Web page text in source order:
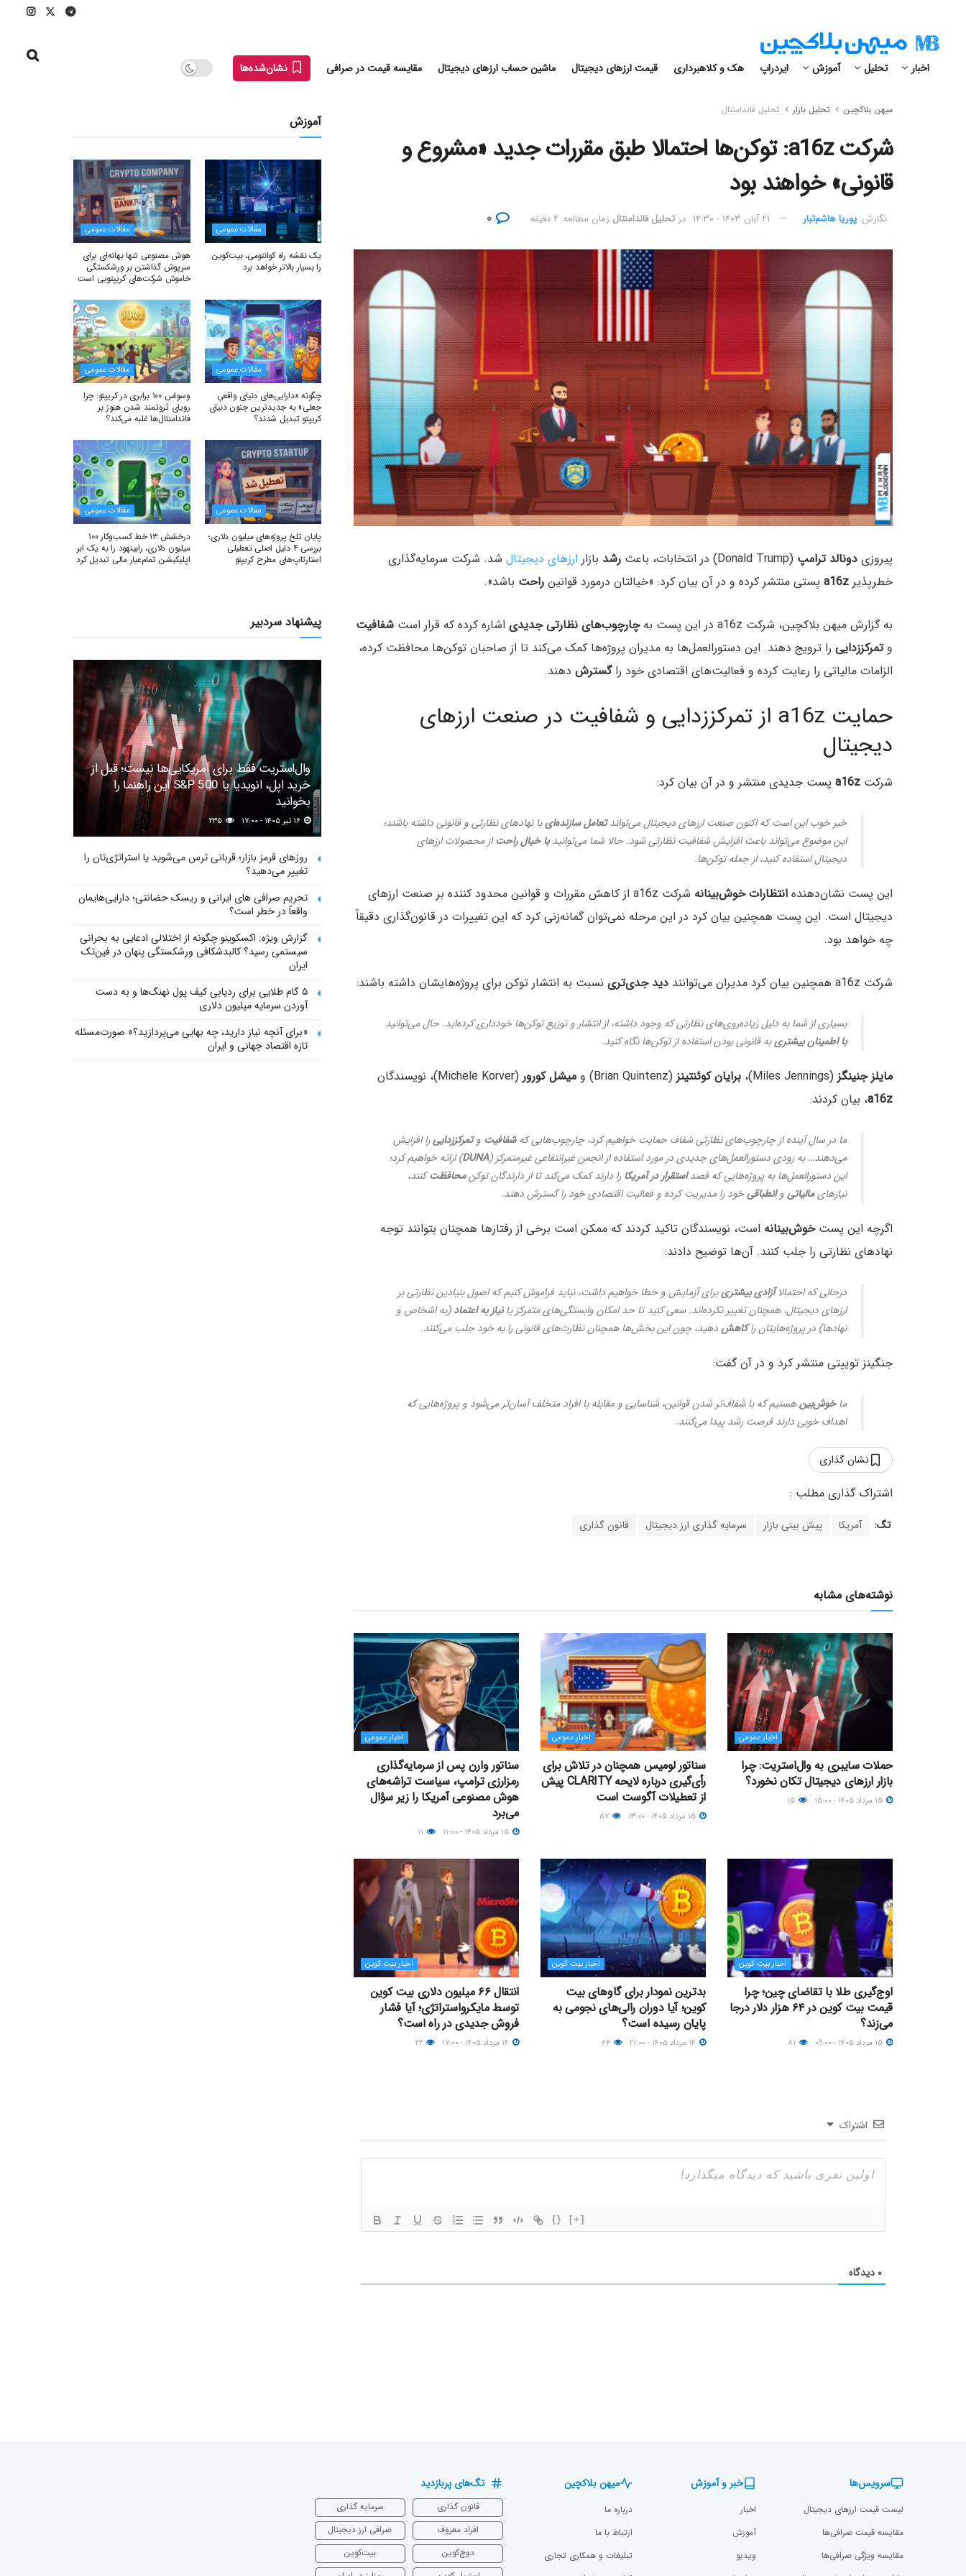
اخبار تحلیل آموزش ایردراپ هک و کلاهبرداری قیمت ارزهای دیجیتال ماشین حساب ارزهای دیجیتال مقایسه قیمت در صرافی نشان‌شده‌ها
میهن بلاکچین تحلیل بازار تحلیل فاندامنتال
شرکت a16z: توکن‌ها احتمالا طبق مقررات جدید «مشروع و
قانونی» خواهند بود
نگارش:‌ پوریا هاشم‌تبار ۲۱ آبان ۱۴۰۳ - ۱۴:۳۰ در تحلیل فاندامنتال زمان مطالعه: ۲ دقیقه
پیروزی دونالد ترامپ (Donald Trump) در انتخابات، باعث رشد بازار ارزهای دیجیتال شد. شرکت سرمایه‌گذاری
خطرپذیر a16z پستی منتشر کرده و در آن بیان کرد: «خیالتان درمورد قوانین راحت باشد».
به گزارش میهن بلاکچین، شرکت a16z در این پست به چارچوب‌های نظارتی جدیدی اشاره کرده که قرار است شفافیت
وتمرکززدایی را ترویج دهند. این دستورالعمل‌ها به مدیران پروژه‌ها کمک می‌کند تا از صاحبان توکن‌ها محافظت کرده،
الزامات مالیاتی را رعایت کرده و فعالیت‌های اقتصادی خود راگسترش دهند.
حمایت a16z از تمرکززدایی و شفافیت در صنعت ارزهای
دیجیتال
شرکت a16z پست جدیدی منتشر و در آن بیان کرد:
خبر خوب این است که اکنون صنعت ارزهای دیجیتال می‌تواندتعاملسازنده‌ایبا نهادهای نظارتی و قانونی داشته باشند؛
این موضوع می‌تواند باعث افزایش شفافیت نظارتی شود. حالا شما می‌توانیدبا خیال راحتاز محصولات ارزهای
دیجیتال استفاده کنید، از جمله توکن‌ها.
این پست نشان‌دهنده انتظارات خوش‌بینانه
شرکت a16z از کاهش مقررات و قوانین محدود کننده بر صنعت ارزهای
دیجیتال است. این پست همچنین بیان کرد در این مرحله نمی‌توان گمانه‌زنی کرد که این تغییرات در قانون‌گذاری دقیقاً
چه خواهد بود.
شرکت a16z همچنین بیان کرد مدیران می‌توانند دید جدی‌تری نسبت به انتشار توکن برای پروژه‌هایشان داشته باشند:
بسیاری از شما به دلیل زیاده‌روی‌های نظارتی که وجود داشته، از انتشار و توزیع توکن‌ها خودداری کرده‌اید. حال می‌توانید
با اطمینانبیشتریبه قانونی بودن استفاده از توکن‌ها نگاه کنید.
مایلز جنینگز (Miles Jennings)، برایان کوئنتینز (Brian Quintenz) و میشل کورور (Michele Korver)، نویسندگان
a16z، بیان کردند:
ما در سال آینده از چارچوب‌های نظارتی شفاف حمایت خواهیم کرد، چارچوب‌‌هایی کهشفافیت وتمرکززداییرا افزایش
می‌دهند… به زودی دستورالعمل‌های جدیدی در مورد استفاده از انجمن غیرانتفاعی غیرمتمرکز (DUNA) ارائه خواهیم کرد؛
این دستورالعمل‌ها به پروژه‌هایی که قصداستقراردرآمریکا را دارند کمک می‌کند تا از دارندگان توکنمحافظتکنند،
نیازهایمالیاتیوانطباقیخود را مدیریت کرده و فعالیت اقتصادی خود را گسترش دهند.
اگرچه این پستخوش‌بینانه است، نویسندگان تاکید کردند که ممکن است برخی از رفتارها همچنان بتوانند توجه
نهادهای نظارتی را جلب کنند. آن‌ها توضیح دادند:
درحالی که احتمالاآزادیبیشتریبرای آزمایش و خطا خواهیم داشت، نباید فراموش کنیم که اصول بنیادین نظارتی بر
ارزهای دیجیتال، همچنان تغییر نکرده‌اند. سعی کنید تا حد امکان وابستگی‌های متمرکز یانیازبه اعتماد(به اشخاص و
نهادها) در پروژه‌هایتان راکاهشدهید، چون این بخش‌ها همچنان نظارت‌های قانونی را به خود جلب می‌کنند.
جنگینز توییتی منتشر کرد و در آن گفت:
ماخوش‌بینهستیم که با شفاف‌تر شدن قوانین، شناسایی و مقابله با افراد متخلف آسان‌تر می‌شود و پروژه‌هایی که
اهداف خوبی دارند فرصت رشد پیدا می‌کنند.
نشان گذاری
تگ: آمریکا پیش بینی بازار سرمایه گذاری ارز دیجیتال قانون گذاری
نوشته‌های مشابه
اخبار عمومی
حملات سایبری به وال‌استریت: چرا
بازار ارزهای دیجیتال تکان نخورد؟
اخبار عمومی
سناتور لومیس همچنان در تلاش برای
رأی‌گیری درباره لایحه CLARITY پیش
از تعطیلات آگوست است
اخبار عمومی
سناتور وارن پس از سرمایه‌گذاری
رمزارزی ترامپ، سیاست تراشه‌های
هوش مصنوعی آمریکا را زیر سؤال
می‌برد
اخبار بیت کوین
اوج‌گیری طلا با تقاضای چین؛ چرا
قیمت بیت کوین در ۶۴ هزار دلار درجا
می‌زند؟
اخبار بیت کوین
بدترین نمودار برای گاوهای بیت
کوین؛ آیا دوران رالی‌های نجومی به
پایان رسیده است؟
اخبار بیت کوین
انتقال ۶۶ میلیون دلاری بیت کوین
توسط مایکرواستراتژی؛ آیا فشار
فروش جدیدی در راه است؟
اشتراک
{} [+]
۰ دیدگاه
آموزش
مقالات عمومی
یک نقشه راه کوانتومی، بیت‌کوین
را بسیار بالاتر خواهد برد
مقالات عمومی
هوش مصنوعی تنها بهانه‌ای برای
سرپوش گذاشتن بر ورشکستگی
خاموش شرکت‌های کریپتویی است
مقالات عمومی
چگونه «دارایی‌های دنیای واقعیِ
جعلی» به جدیدترین جنون دنیای
کریپتو تبدیل شدند؟
مقالات عمومی
وسواس ۱۰۰ برابری در کریپتو: چرا
رویای ثروتمند شدن هنوز بر
فاندامنتال‌ها غلبه می‌کند؟
مقالات عمومی
پایان تلخ پروژه‌های میلیون دلاری؛
بررسی ۴ دلیل اصلی تعطیلی
استارتاپ‌های مطرح کریپتو
مقالات عمومی
درخشش ۱۳ خط کسب‌وکار ۱۰۰
میلیون دلاری، رابینهود را به یک ابر
اپلیکیشن تمام‌عیار مالی تبدیل کرد
پیشنهاد سردبیر
وال‌استریت فقط برای آمریکایی‌ها نیست؛ قبل از
خرید اپل، انویدیا یا S&P 500 این راهنما را
بخوانید
روزهای قرمز بازار؛ قربانی ترس می‌شوید یا استراتژی‌تان را
تغییر می‌دهید؟
تحریم صرافی های ایرانی و ریسک حضانتی؛ دارایی‌هایمان
واقعاً در خطر است؟
گزارش ویژه: اکسکوینو چگونه از اختلالی ادعایی به بحرانی
سیستمی رسید؟ کالبدشکافی ورشکستگی پنهان در فین‌تک
ایران
۵ گام طلایی برای ردیابی کیف پول‌ نهنگ‌ها و به دست
آوردن سرمایه میلیون دلاری
«برای آنچه نیاز دارید، چه بهایی می‌پردازید؟» صورت‌مسئله
تازه اقتصاد جهانی و ایران
سرویس‌ها
لیست قیمت ارزهای دیجیتال
مقایسه قیمت صرافی‌ها
مقایسه ویژگی صرافی‌ها
خبر و آموزش
اخبار
آموزش
ویدیو
میهن بلاکچین
درباره ما
ارتباط با ما
تبلیغات و همکاری تجاری
تگ‌های پربازدید
قانون گذاری
سرمایه‌ گذاری
افراد معروف
صرافی ارز دیجیتال
دوج‌کوین
بیت‌کوین